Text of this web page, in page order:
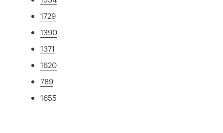
1729
1390
1371
1620
789
1655